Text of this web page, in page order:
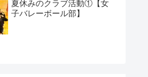
夏休みのクラブ活動①【女
子バレーボール部】